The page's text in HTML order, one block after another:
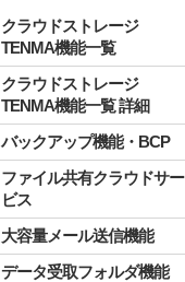
クラウドストレージ
TENMA機能一覧
クラウドストレージ
TENMA機能一覧 詳細
バックアップ機能・BCP
ファイル共有クラウドサー
ビス
大容量メール送信機能
データ受取フォルダ機能